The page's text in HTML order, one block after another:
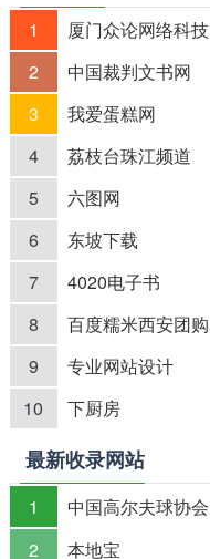
1 厦门众论网络科技
2
中国裁判文书网
3
我爱蛋糕网
4
荔枝台珠江频道
5
六图网
6
东坡下载
7
4020电子书
8
百度糯米西安团购
9
专业网站设计
10
下厨房
最新收录网站
1
中国高尔夫球协会
2
本地宝